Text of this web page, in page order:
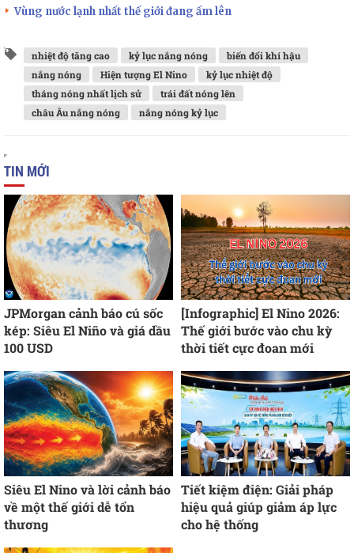
Vùng nước lạnh nhất thế giới đang ấm lên
nhiệt độ tăng cao kỷ lục nắng nóng
biến đổi khí hậu
nắng nóng
Hiện tượng El Nino
kỷ lục nhiệt độ
tháng nóng nhất lịch sử
trái đất nóng lên
châu Âu nắng nóng
nắng nóng kỷ lục
TIN MỚI
JPMorgan cảnh báo cú sốc
kép: Siêu El Niño và giá dầu
100 USD
[Infographic] El Nino 2026:
Thế giới bước vào chu kỳ
thời tiết cực đoan mới
Siêu El Nino và lời cảnh báo
về một thế giới dễ tổn
thương
Tiết kiệm điện: Giải pháp
hiệu quả giúp giảm áp lực
cho hệ thống